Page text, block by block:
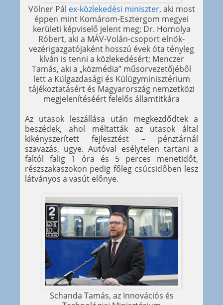
Völner Pál ex-közlekedési miniszter, aki most
éppen mint Komárom-Esztergom megyei
kerületi képviselő jelent meg; Dr. Homolya
Róbert, aki a MÁV-Volán-csoport elnök-
vezérigazgatójaként hosszú évek óta tényleg
kíván is tenni a közlekedésért; Menczer
Tamás, aki a „közmédia” műsorvezetőjéből
lett a Külgazdasági és Külügyminisztérium
tájékoztatásért és Magyarország nemzetközi
megjelenítéséért felelős államtitkára
Az utasok leszállása után megkezdődtek a
beszédek, ahol méltatták az utasok által
kikényszerített fejlesztést – pénztárnál
szavazás, ugye. Autóval esélytelen tartani a
faltól falig 1 óra és 5 perces menetidőt,
részszakaszokon pedig főleg csúcsidőben lesz
látványos a vasút előnye.
Schanda Tamás, az Innovációs és